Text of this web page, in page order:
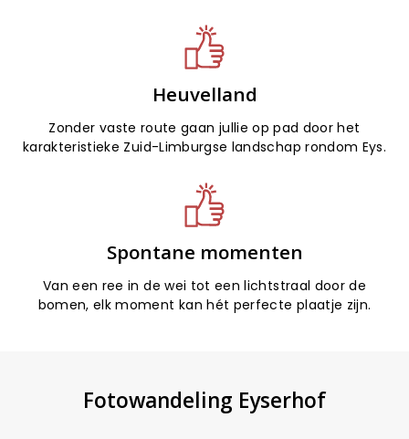
Heuvelland
Zonder vaste route gaan jullie op pad door het
karakteristieke Zuid-Limburgse landschap rondom Eys.
Spontane momenten
Van een ree in de wei tot een lichtstraal door de
bomen, elk moment kan hét perfecte plaatje zijn.
Fotowandeling Eyserhof